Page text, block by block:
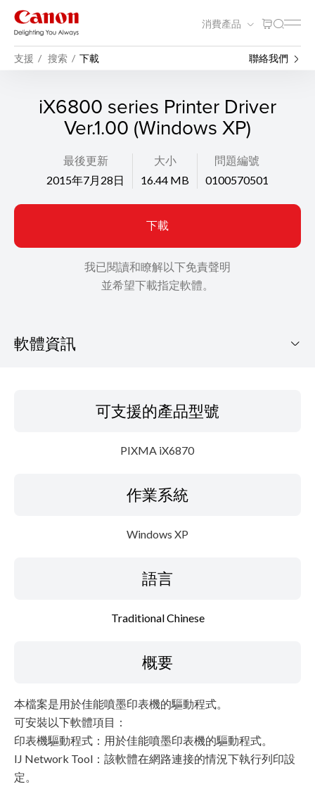
消費產品
支援 搜索 下載 聯絡我們
iX6800 series Printer Driver
Ver.1.00 (Windows XP)
最後更新
2015年7月28日
大小
16.44 MB
問題編號
0100570501
下載
我已閱讀和瞭解以下免責聲明
並希望下載指定軟體。
軟體資訊
可支援的產品型號
PIXMA iX6870
作業系統
Windows XP
語言
Traditional Chinese
概要
本檔案是用於佳能噴墨印表機的驅動程式。
可安裝以下軟體項目：
印表機驅動程式：用於佳能噴墨印表機的驅動程式。
IJ Network Tool：該軟體在網路連接的情況下執行列印設
定。